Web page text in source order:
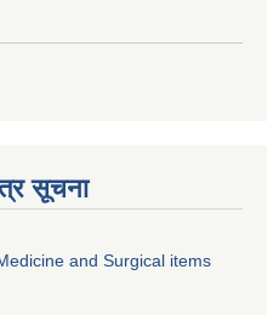
सूचना
and Surgical items